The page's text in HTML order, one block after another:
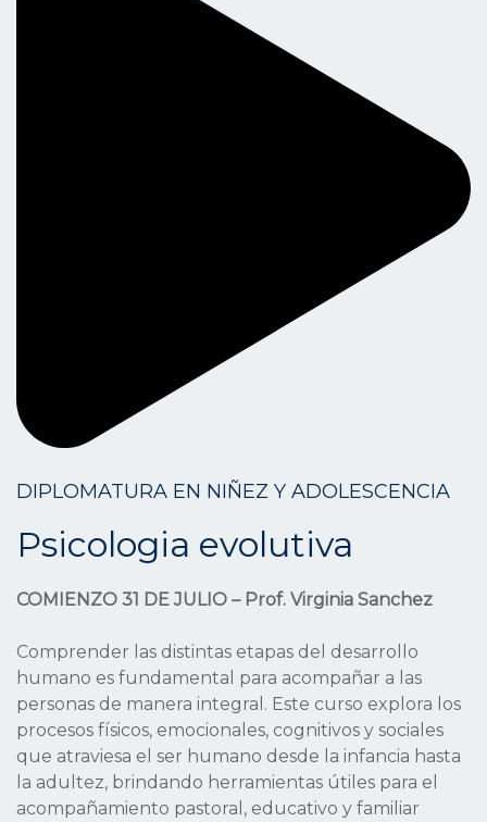
DIPLOMATURA EN NIÑEZ Y ADOLESCENCIA
Psicologia evolutiva
COMIENZO 31 DE JULIO – Prof. Virginia Sanchez
Comprender las distintas etapas del desarrollo
humano es fundamental para acompañar a las
personas de manera integral. Este curso explora los
procesos físicos, emocionales, cognitivos y sociales
que atraviesa el ser humano desde la infancia hasta
la adultez, brindando herramientas útiles para el
acompañamiento pastoral, educativo y familiar